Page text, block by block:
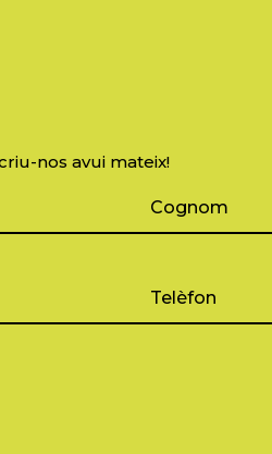
nos avui mateix!